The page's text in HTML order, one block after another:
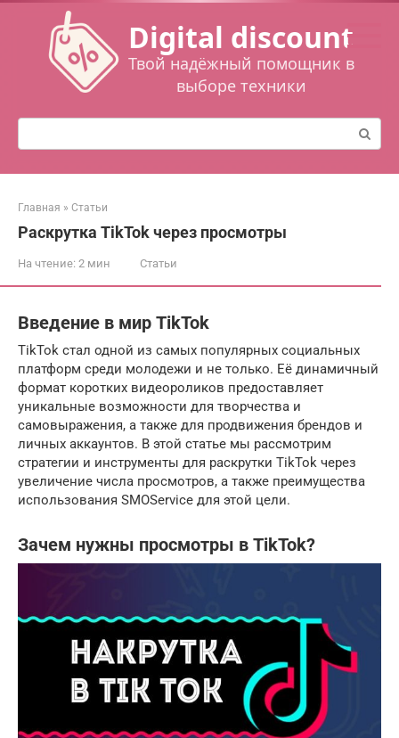
Перейти
контенту
Digital discount
Твой надёжный помощник в
выборе техники
Поиск:
Главная » Статьи
Раскрутка TikTok через просмотры
На чтение: 2 мин Статьи
Введение в мир TikTok
TikTok стал одной из самых популярных социальных
платформ среди молодежи и не только. Её динамичный
формат коротких видеороликов предоставляет
уникальные возможности для творчества и
самовыражения, а также для продвижения брендов и
личных аккаунтов. В этой статье мы рассмотрим
стратегии и инструменты для раскрутки TikTok через
увеличение числа просмотров, а также преимущества
использования SMOService для этой цели.
Зачем нужны просмотры в TikTok?